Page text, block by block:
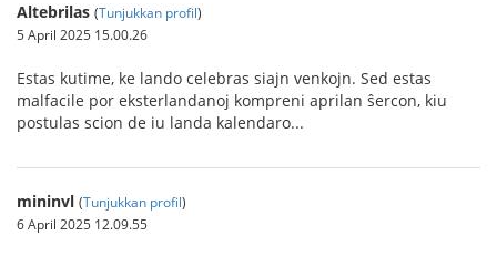
Altebrilas (Tunjukkan profil)
5 April 2025 15.00.26
Estas kutime, ke lando celebras siajn venkojn. Sed estas
malfacile por eksterlandanoj kompreni aprilan ŝercon, kiu
postulas scion de iu landa kalendaro...
mininvl (Tunjukkan profil)
6 April 2025 12.09.55